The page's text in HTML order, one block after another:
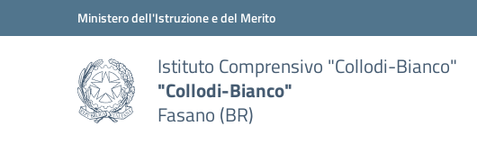
Vai ai contenuti
Vai al menu di navigazioneMinistero dell'Istruzione e del Merito
Istituto Comprensivo "Collodi-Bianco"
"Collodi-Bianco"
Fasano (BR)